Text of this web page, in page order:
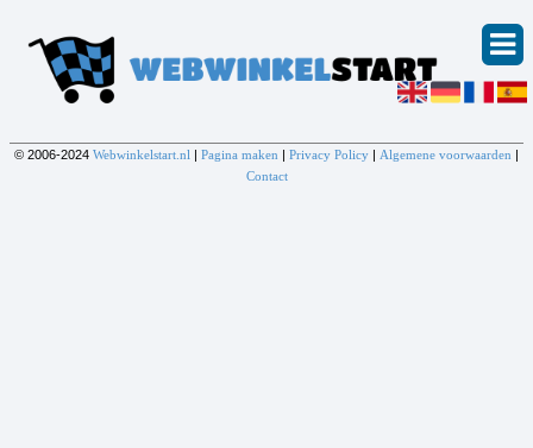
© 2006-2024 Webwinkelstart.nl | Pagina maken | Privacy Policy | Algemene voorwaarden |
Contact